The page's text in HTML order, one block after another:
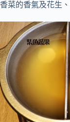
香菜的香氣及花生